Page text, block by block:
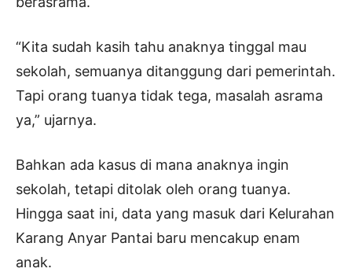
“Kita sudah kasih tahu anaknya tinggal mau
sekolah, semuanya ditanggung dari pemerintah.
Tapi orang tuanya tidak tega, masalah asrama
ya,” ujarnya.
Bahkan ada kasus di mana anaknya ingin
sekolah, tetapi ditolak oleh orang tuanya.
Hingga saat ini, data yang masuk dari Kelurahan
Karang Anyar Pantai baru mencakup enam
anak.